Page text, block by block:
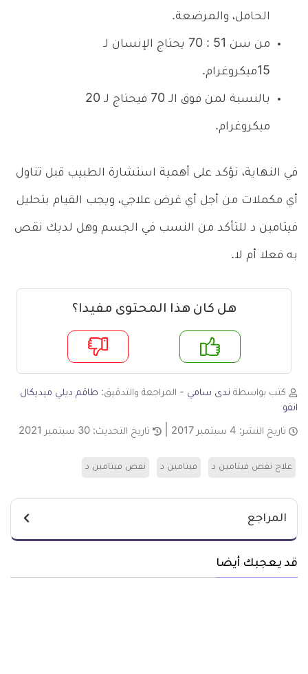
الحامل، والمرضعة.
من سن 51 : 70 يحتاج الإنسان لـ
15ميكروغرام.
بالنسبة لمن فوق الـ 70 فيحتاج لـ 20
ميكروغرام.
في النهاية، نؤكد على أهمية استشارة الطبيب قبل تناول
أي مكملات من أجل أي غرض علاجي، ويجب القيام بتحليل
فيتامين د للتأكد من النسب في الجسم وهل لديك نقص
به فعلا أم لا.
هل كان هذا المحتوى مفيدا؟
لا
كتب بواسطة ندى سامي - المراجعة والتدقيق: طاقم ديلي ميديكال
انفو
تاريخ النشر: 4 سبتمبر 2017 تاريخ التحديث: 30 سبتمبر 2021
علاج نقص فيتامين د فيتامين د نقص فيتامين د
المراجع
قد يعجبك أيضا